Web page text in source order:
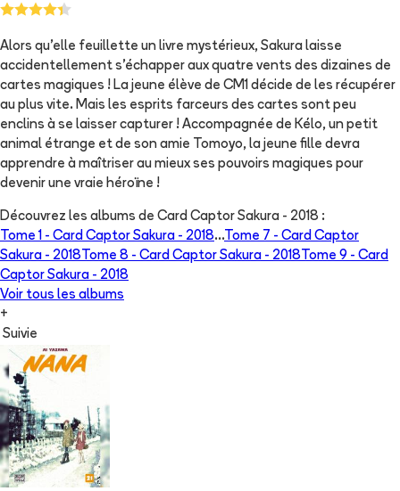
Alors qu'elle feuillette un livre mystérieux, Sakura laisse
accidentellement s'échapper aux quatre vents des dizaines de
cartes magiques ! La jeune élève de CM1 décide de les récupérer
au plus vite. Mais les esprits farceurs des cartes sont peu
enclins à se laisser capturer ! Accompagnée de Kélo, un petit
animal étrange et de son amie Tomoyo, la jeune fille devra
apprendre à maîtriser au mieux ses pouvoirs magiques pour
devenir une vraie héroïne !
Découvrez les albums de Card Captor Sakura - 2018 :
Tome 1 - Card Captor Sakura - 2018...Tome 7 - Card Captor
Sakura - 2018 Tome 8 - Card Captor Sakura - 2018 Tome 9 - Card
Captor Sakura - 2018
Voir tous les albums
+
Suivie